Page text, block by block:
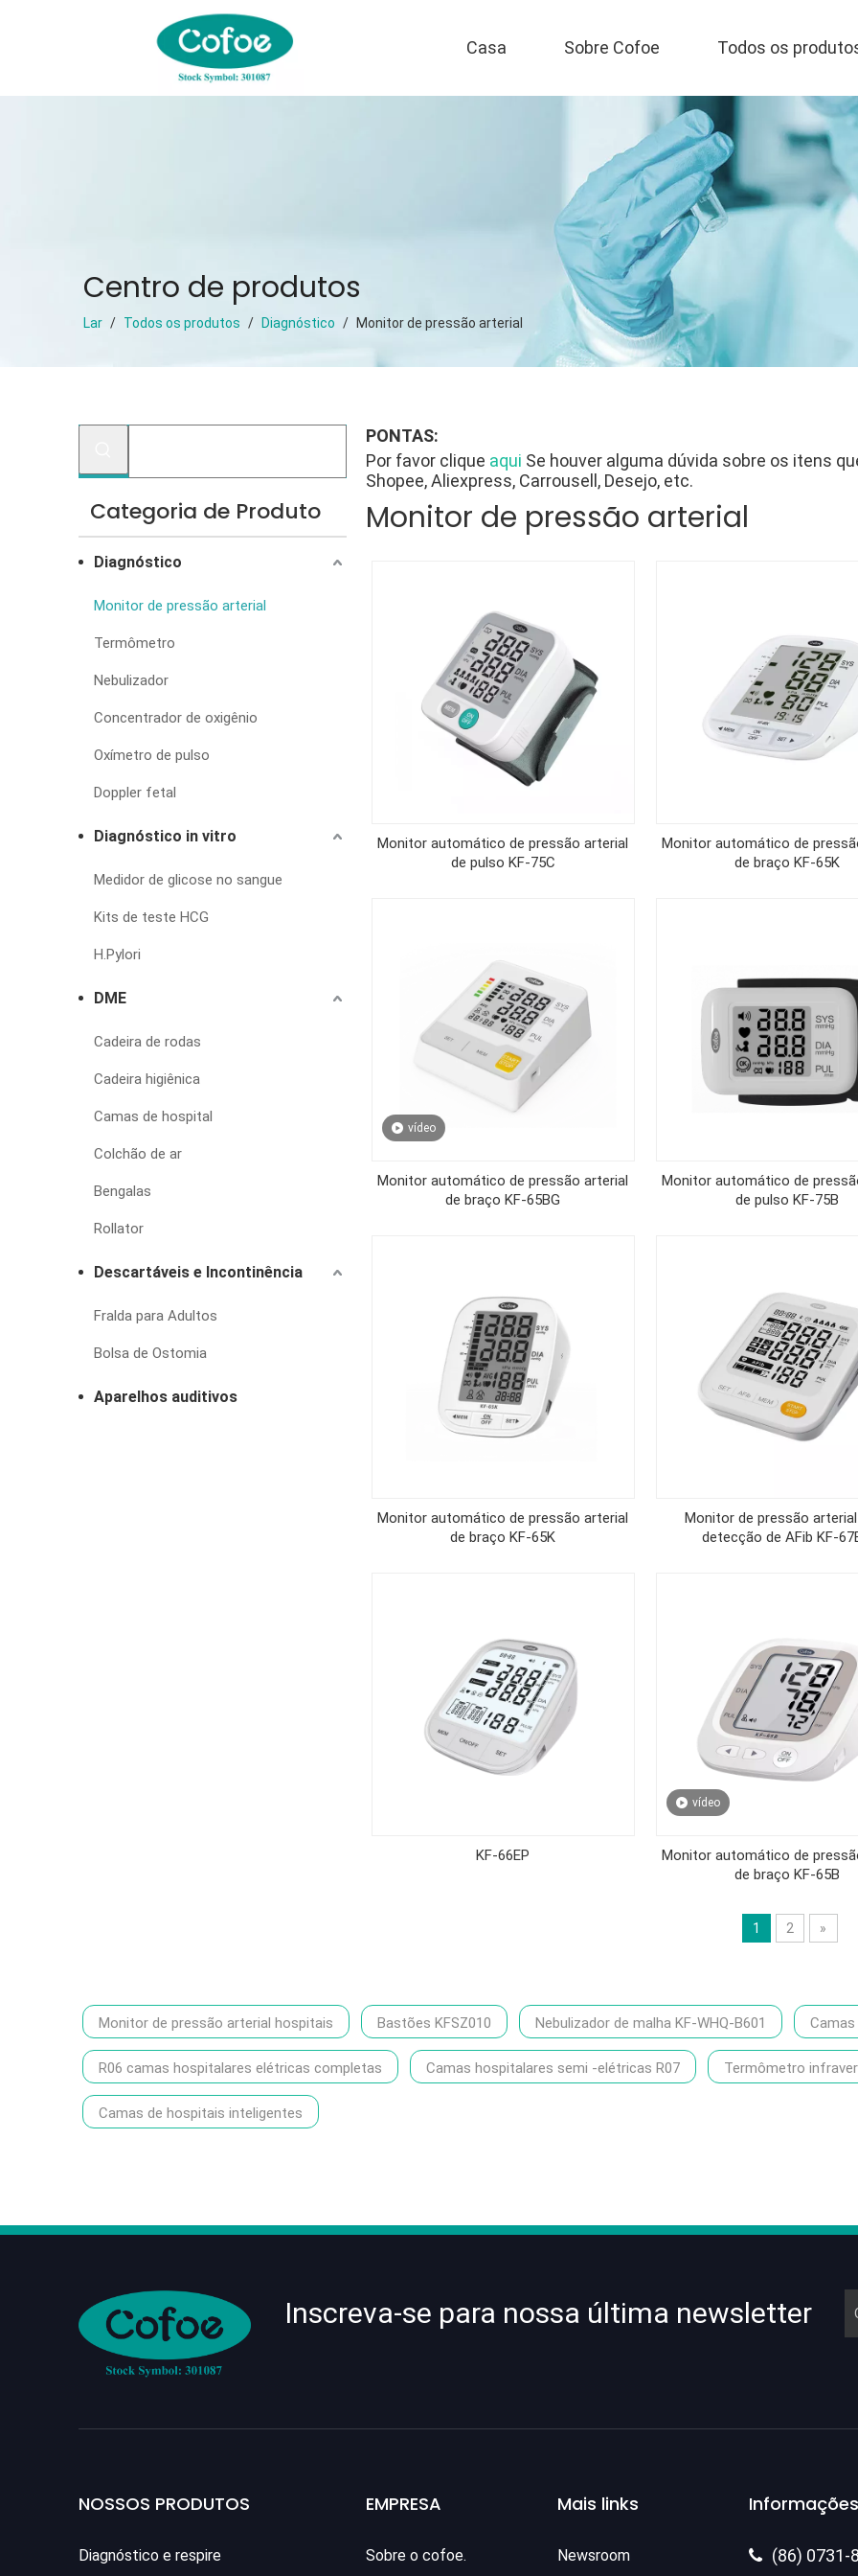
Casa Sobre Cofoe Todos os
Centro de produtos
Lar / Todos os produtos / Diagnóstico / Monitor de pressão arterial
Categoria de Produto
Diagnóstico
Monitor de pressão arterial
Termômetro
Nebulizador
Concentrador de oxigênio
Oxímetro de pulso
Doppler fetal
Diagnóstico in vitro
Medidor de glicose no sangue
Kits de teste HCG
H.Pylori
DME
Cadeira de rodas
Cadeira higiênica
Camas de hospital
Colchão de ar
Bengalas
Rollator
Descartáveis e Incontinência
Fralda para Adultos
Bolsa de Ostomia
Aparelhos auditivos
PONTAS:
Por favor clique aqui Se houver alguma dúvida sobre os itens
Shopee, Aliexpress, Carrousell, Desejo, etc.
Monitor de pressão arterial
Monitor automático de pressão arterial
de pulso KF-75C
Monitor automático de
de braço KF-65K
vídeo
Monitor automático de pressão arterial
de braço KF-65BG
Monitor automático de
de pulso KF-75B
Monitor automático de pressão arterial
de braço KF-65K
Monitor de pressão
detecção de AFib KF-
KF-66EP
vídeo
Monitor automático de
de braço KF-65B
1 2 »
Monitor de pressão arterial hospitais Bastões KFSZ010 Nebulizador de malha KF-WHQ-B601
R06 camas hospitalares elétricas completas Camas hospitalares semi -elétricas R07 Termômetro
Camas de hospitais inteligentes
Inscreva-se para nossa última newsletter
NOSSOS PRODUTOS
Diagnóstico e respire
EMPRESA
Sobre o cofoe.
Mais links
Newsroom  (86) 0731-